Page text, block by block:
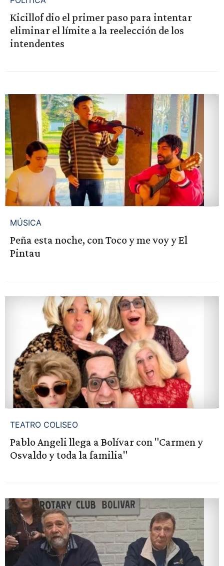
Kicillof dio el primer paso para intentar
eliminar el límite a la reelección de los
intendentes
MÚSICA
Peña esta noche, con Toco y me voy y El
Pintau
TEATRO COLISEO
Pablo Angeli llega a Bolívar con "Carmen y
Osvaldo y toda la familia"